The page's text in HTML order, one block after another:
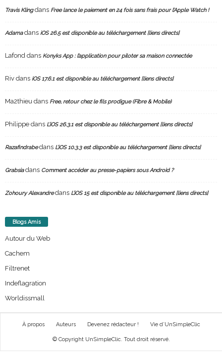
Travis Klingdans Free lance le paiement en 24 fois sans frais pour l’Apple Watch !
Adamadans iOS 26.5 est disponible au téléchargement [liens directs]
Lafond dans Konyks App : l’application pour piloter sa maison connectée
Riv dans iOS 17.6.1 est disponible au téléchargement [liens directs]
Ma2thieu dans Free, retour chez le fils prodigue (Fibre & Mobile)
Philippe dans L’iOS 26.3.1 est disponible au téléchargement [liens directs]
Razafindrabedans L’iOS 10.3.3 est disponible au téléchargement [liens directs]
Grabsiadans Comment accéder au presse-papiers sous Android ?
Zohoury Alexandredans L’iOS 15 est disponible au téléchargement [liens directs]
Blogs Amis
Autour du Web
Cachem
Filtrenet
Indeflagration
Worldissmall
À propos Auteurs Devenez rédacteur ! Vie d’UnSimpleClic
© Copyright UnSimpleClic. Tout droit réservé.